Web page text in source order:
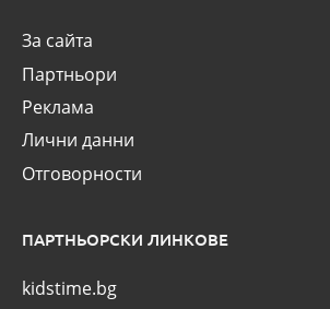
За сайта
Партньори
Реклама
Лични данни
Отговорности
ПАРТНЬОРСКИ ЛИНКОВЕ
kidstime.bg